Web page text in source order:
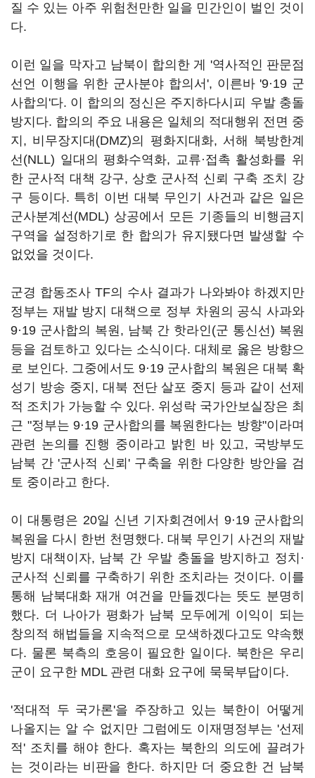
질 수 있는 아주 위험천만한 일을 민간인이 벌인 것이
다.
이런 일을 막자고 남북이 합의한 게 '역사적인 판문점
선언 이행을 위한 군사분야 합의서', 이른바 '9·19 군
사합의'다. 이 합의의 정신은 주지하다시피 우발 충돌
방지다. 합의의 주요 내용은 일체의 적대행위 전면 중
지, 비무장지대(DMZ)의 평화지대화, 서해 북방한계
선(NLL) 일대의 평화수역화, 교류·접촉 활성화를 위
한 군사적 대책 강구, 상호 군사적 신뢰 구축 조치 강
구 등이다. 특히 이번 대북 무인기 사건과 같은 일은
군사분계선(MDL) 상공에서 모든 기종들의 비행금지
구역을 설정하기로 한 합의가 유지됐다면 발생할 수
없었을 것이다.
군경 합동조사 TF의 수사 결과가 나와봐야 하겠지만
정부는 재발 방지 대책으로 정부 차원의 공식 사과와
9·19 군사합의 복원, 남북 간 핫라인(군 통신선) 복원
등을 검토하고 있다는 소식이다. 대체로 옳은 방향으
로 보인다. 그중에서도 9·19 군사합의 복원은 대북 확
성기 방송 중지, 대북 전단 살포 중지 등과 같이 선제
적 조치가 가능할 수 있다. 위성락 국가안보실장은 최
근 "정부는 9·19 군사합의를 복원한다는 방향"이라며
관련 논의를 진행 중이라고 밝힌 바 있고, 국방부도
남북 간 '군사적 신뢰' 구축을 위한 다양한 방안을 검
토 중이라고 한다.
이 대통령은 20일 신년 기자회견에서 9·19 군사합의
복원을 다시 한번 천명했다. 대북 무인기 사건의 재발
방지 대책이자, 남북 간 우발 충돌을 방지하고 정치·
군사적 신뢰를 구축하기 위한 조치라는 것이다. 이를
통해 남북대화 재개 여건을 만들겠다는 뜻도 분명히
했다. 더 나아가 평화가 남북 모두에게 이익이 되는
창의적 해법들을 지속적으로 모색하겠다고도 약속했
다. 물론 북측의 호응이 필요한 일이다. 북한은 우리
군이 요구한 MDL 관련 대화 요구에 묵묵부답이다.
'적대적 두 국가론'을 주장하고 있는 북한이 어떻게
나올지는 알 수 없지만 그럼에도 이재명정부는 '선제
적' 조치를 해야 한다. 혹자는 북한의 의도에 끌려가
는 것이라는 비판을 한다. 하지만 더 중요한 건 남북